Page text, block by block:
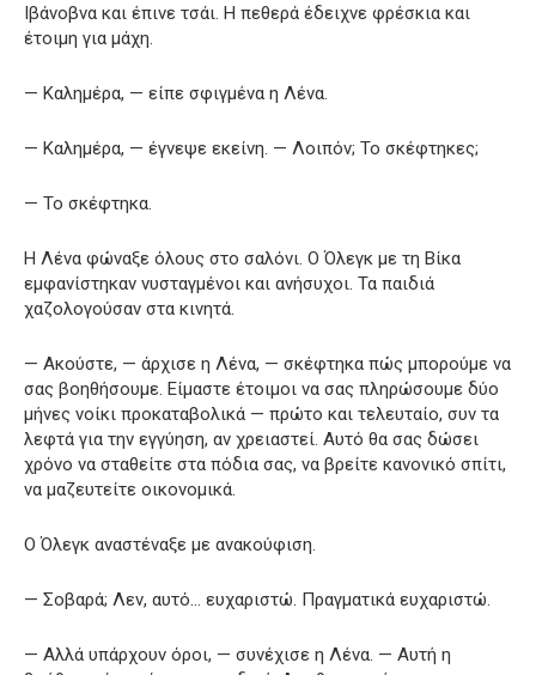
Ιβάνοβνα και έπινε τσάι. Η πεθερά έδειχνε φρέσκια και
έτοιμη για μάχη.
— Καλημέρα, — είπε σφιγμένα η Λένα.
— Καλημέρα, — έγνεψε εκείνη. — Λοιπόν; Το σκέφτηκες;
— Το σκέφτηκα.
Η Λένα φώναξε όλους στο σαλόνι. Ο Όλεγκ με τη Βίκα
εμφανίστηκαν νυσταγμένοι και ανήσυχοι. Τα παιδιά
χαζολογούσαν στα κινητά.
— Ακούστε, — άρχισε η Λένα, — σκέφτηκα πώς μπορούμε να
σας βοηθήσουμε. Είμαστε έτοιμοι να σας πληρώσουμε δύο
μήνες νοίκι προκαταβολικά — πρώτο και τελευταίο, συν τα
λεφτά για την εγγύηση, αν χρειαστεί. Αυτό θα σας δώσει
χρόνο να σταθείτε στα πόδια σας, να βρείτε κανονικό σπίτι,
να μαζευτείτε οικονομικά.
Ο Όλεγκ αναστέναξε με ανακούφιση.
— Σοβαρά; Λεν, αυτό… ευχαριστώ. Πραγματικά ευχαριστώ.
— Αλλά υπάρχουν όροι, — συνέχισε η Λένα. — Αυτή η